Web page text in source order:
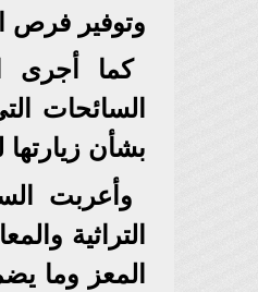
وتوفير فرص
كما أجرى
السائحات
بشأن زيارتها
وأعربت
التراثية
المعز وما